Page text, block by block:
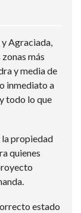
Agraciada,
más
y media de
inmediato a
todo lo que
la propiedad
quienes
estado